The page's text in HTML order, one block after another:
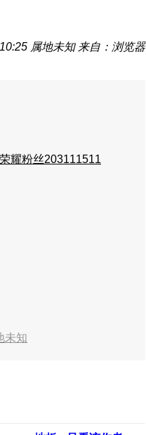
属地未知 来自：浏览器
荣耀粉丝203111511
未知